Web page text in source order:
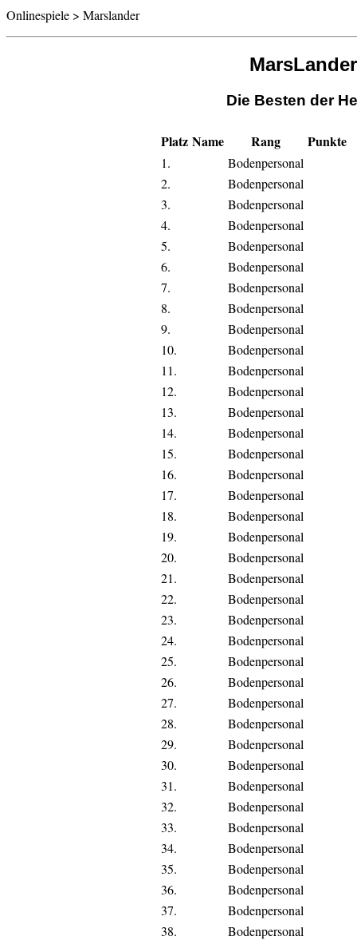
Onlinespiele > Marslander
Die Besten der
Platz Name Rang Punkte
1.
Bodenpersonal
2.
Bodenpersonal
3.
Bodenpersonal
4.
Bodenpersonal
5.
Bodenpersonal
6.
Bodenpersonal
7.
Bodenpersonal
8.
Bodenpersonal
9.
Bodenpersonal
10.
Bodenpersonal
11.
Bodenpersonal
12.
Bodenpersonal
13.
Bodenpersonal
14.
Bodenpersonal
15.
Bodenpersonal
16.
Bodenpersonal
17.
Bodenpersonal
18.
Bodenpersonal
19.
Bodenpersonal
20.
Bodenpersonal
21.
Bodenpersonal
22.
Bodenpersonal
23.
Bodenpersonal
24.
Bodenpersonal
25.
Bodenpersonal
26.
Bodenpersonal
27.
Bodenpersonal
28.
Bodenpersonal
29.
Bodenpersonal
30.
Bodenpersonal
31.
Bodenpersonal
32.
Bodenpersonal
33.
Bodenpersonal
34.
Bodenpersonal
35.
Bodenpersonal
36.
Bodenpersonal
37.
Bodenpersonal
38.
Bodenpersonal